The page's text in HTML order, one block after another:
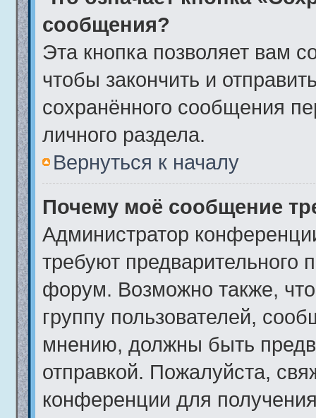
сообщения?
Эта кнопка позволяет вам
чтобы закончить и
сохранённого сообщения
личного раздела.
Вернуться к началу
Почему моё сообщение
Администратор
требуют предварительного
форум. Возможно также,
группу пользователей,
мнению, должны быть
отправкой. Пожалуйста,
конференции для